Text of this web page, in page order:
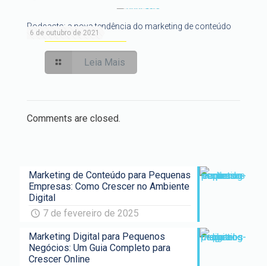
6 de outubro de 2021
Podcasts: a nova tendência do marketing de conteúdo
Leia Mais
Comments are closed.
Marketing de Conteúdo para Pequenas
Empresas: Como Crescer no Ambiente
Digital
7 de fevereiro de 2025
Marketing Digital para Pequenos
Negócios: Um Guia Completo para
Crescer Online